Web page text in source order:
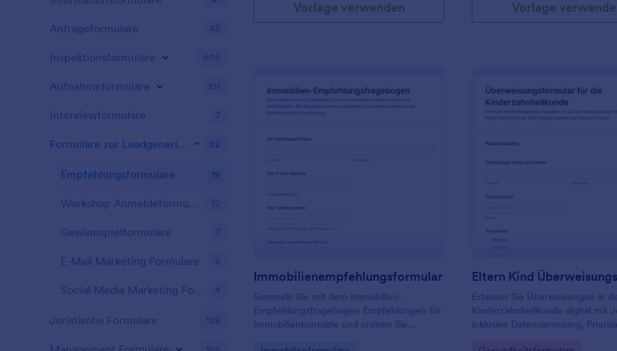
Vorlage verwenden Vorlage
Immobilienempfehlungsformular
Sammeln Sie mit dem Immobilien-
Empfehlungsfragebogen Empfehlungen für
Immobilienkontakte und ordnen Sie
Erfassen Sie Überweisungen in
Kinderzahnheilkunde digital mit
inklusive Datensammlung,
Anfrageformulare 45
Inspektionsformulare 605
Aufnahmeformulare 211
Interviewformulare 7
Formulare zur Leadgenerierung 82
Empfehlungsformulare 19
Workshop Anmeldeformulare 12
Gewinnspielformulare 7
E-Mail Marketing Formulare 5
Social Media Marketing Formulare 4
Juristische Formulare 129